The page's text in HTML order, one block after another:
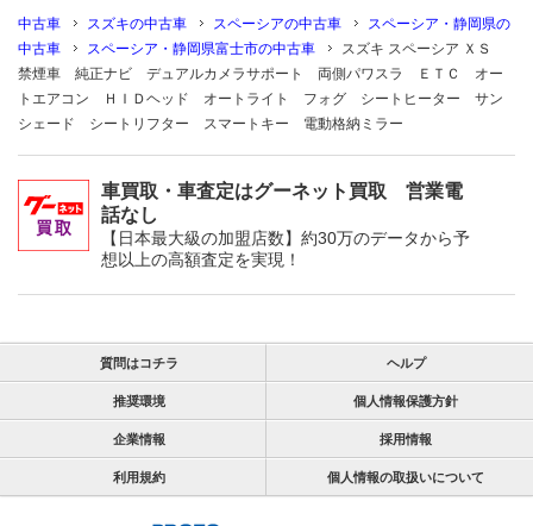
中古車 スズキの中古車 スペーシアの中古車
スペーシア・静岡県の
中古車
スペーシア・静岡県富士市の中古車
スズキ スペーシア ＸＳ
禁煙車 純正ナビ デュアルカメラサポート 両側パワスラ ＥＴＣ オー
トエアコン ＨＩＤヘッド オートライト フォグ シートヒーター サン
シェード シートリフター スマートキー 電動格納ミラー
車買取・車査定はグーネット買取 営業電
話なし
【日本最大級の加盟店数】約30万のデータから予
想以上の高額査定を実現！
質問はコチラ ヘルプ
推奨環境 個人情報保護方針
企業情報 採用情報
利用規約 個人情報の取扱いについて